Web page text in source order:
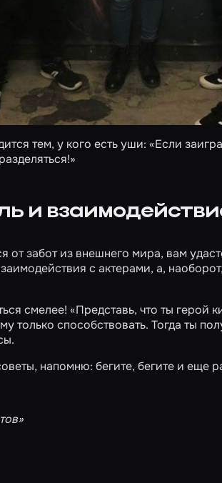
тем, у кого есть уши: «Если
и
от забот из внешнего мира, вам
с актерами, а,
смелее! «Представь, что ты герой
только способствовать. Тогда ты
напомню: бегите, бегите и еще